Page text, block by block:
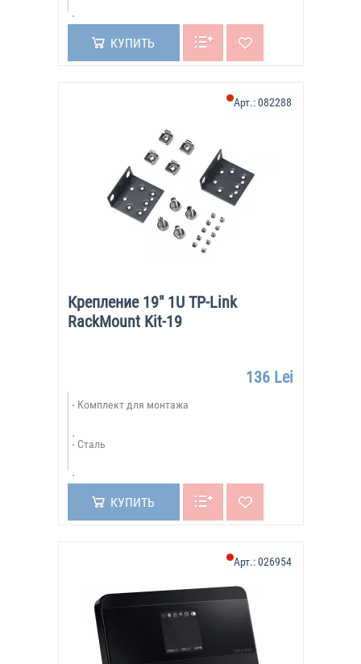
КУПИТЬ
Крепление 19" 1U TP-Link
RackMount Kit-19
Арт.:082288
136 Lei
Комплект для монтажа
Сталь
КУПИТЬ
Арт.:026954